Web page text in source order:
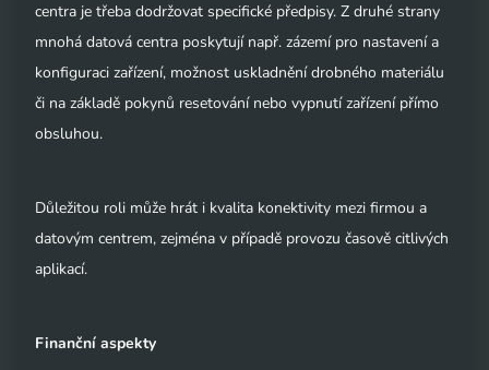
centra je třeba dodržovat specifické předpisy. Z druhé strany
mnohá datová centra poskytují např. zázemí pro nastavení a
konfiguraci zařízení, možnost uskladnění drobného materiálu
či na základě pokynů resetování nebo vypnutí zařízení přímo
obsluhou.
Důležitou roli může hrát i kvalita konektivity mezi firmou a
datovým centrem, zejména v případě provozu časově citlivých
aplikací.
Finanční aspekty